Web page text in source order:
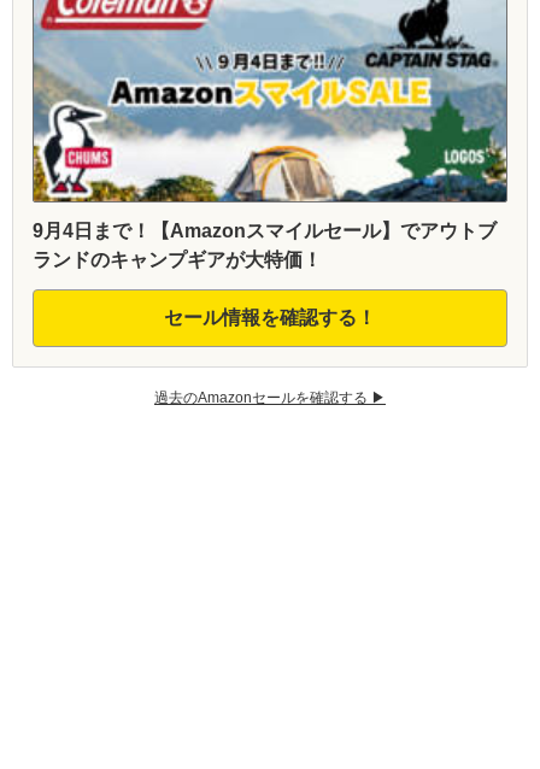
9月4日まで！【Amazonスマイルセール】でアウトブ
ランドのキャンプギアが大特価！
セール情報を確認する！
過去のAmazonセールを確認する ▶︎